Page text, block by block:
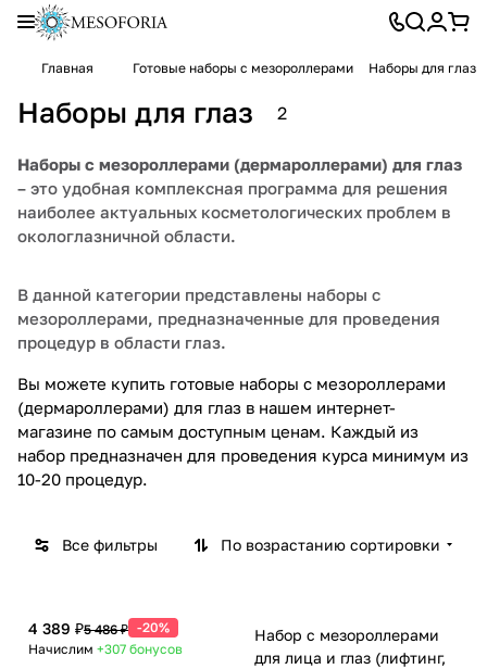
Главная Готовые наборы с мезороллерами Наборы для глаз
Наборы для глаз 2
Наборы с мезороллерами (дермароллерами) для глаз
– это удобная комплексная программа для решения
наиболее актуальных косметологических проблем в
окологлазничной области.
В данной категории представлены наборы с
мезороллерами, предназначенные для проведения
процедур в области глаз.
Вы можете купить готовые наборы с мезороллерами
(дермароллерами) для глаз в нашем интернет-
магазине по самым доступным ценам. Каждый из
набор предназначен для проведения курса минимум из
10-20 процедур.
Все фильтры По возрастанию сортировки
4 389 ₽5 486 ₽ -20%
Начислим +307 бонусов
Набор с мезороллерами
для лица и глаз (лифтинг,